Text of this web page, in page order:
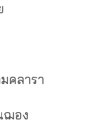
คลารา
ฌอง